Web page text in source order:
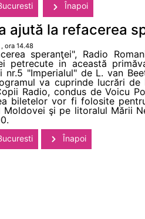
Înapoi
ajută la refacerea
ora 14.48
speranţei", Radio
petrecute in această
nr.5 "Imperialul" de L. van
va cuprinde lucrări
Radio, condus de Voicu
biletelor vor fi folosite
Moldovei şi pe litoralul Mării
Înapoi